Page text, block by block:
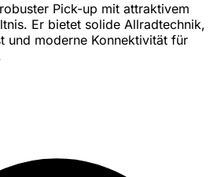
Pick-up mit attraktivem
Er bietet solide Allradtechnik,
und moderne Konnektivität für